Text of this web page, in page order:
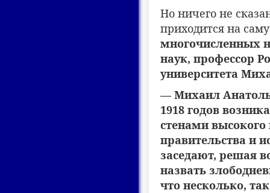
Но ничего не
приходится на
многочисленных
наук, профессор
университета
— Михаил
1918 годов
стенами
правительства и
заседают, решая
назвать
что несколько,